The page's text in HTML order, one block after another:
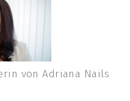
von Adriana Nails